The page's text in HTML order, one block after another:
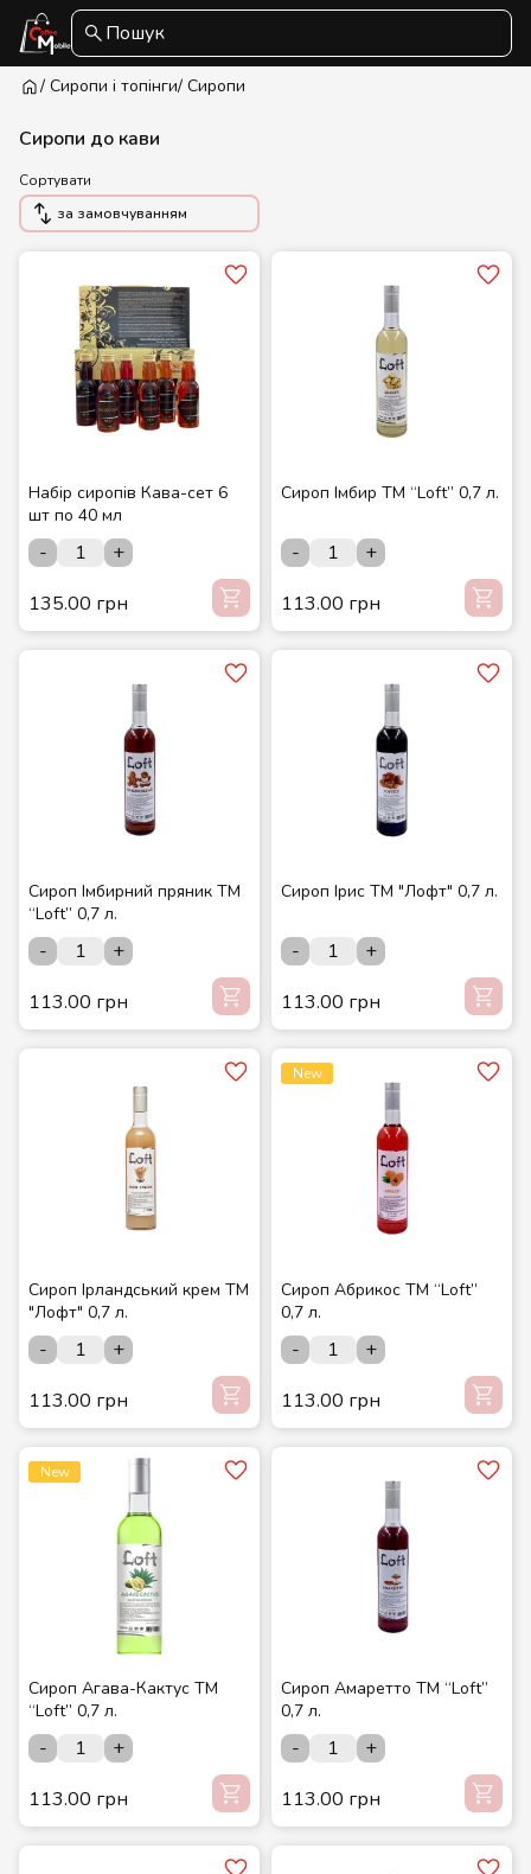
Пошук
/ Сиропи і топінги/ Сиропи
Сиропи до кави
Сортувати
за замовчуванням
Набір сиропів Кава-сет 6
шт по 40 мл
-
+
135.00 грн
Сироп Імбир ТМ “Loft” 0,7 л.
-
+
113.00 грн
Сироп Імбирний пряник ТМ
“Loft” 0,7 л.
-
+
113.00 грн
Сироп Ірис ТМ "Лофт" 0,7 л.
-
+
113.00 грн
Сироп Ірландський крем ТМ
"Лофт" 0,7 л.
-
+
113.00 грн
New
Сироп Абрикос ТМ “Loft”
0,7 л.
-
+
113.00 грн
New
Сироп Агава-Кактус ТМ
“Loft” 0,7 л.
-
+
113.00 грн
Сироп Амаретто ТМ “Loft”
0,7 л.
-
+
113.00 грн